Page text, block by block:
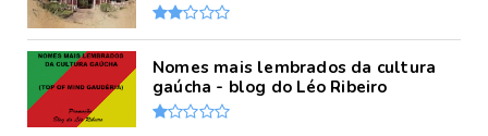
Nomes mais lembrados da cultura
gaúcha - blog do Léo Ribeiro